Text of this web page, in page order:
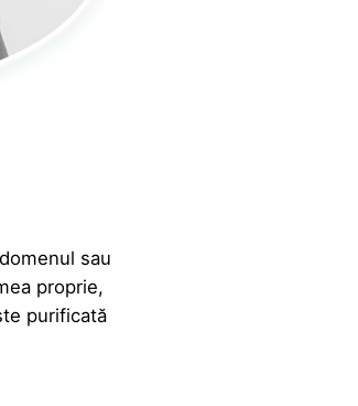
sau
proprie,
purificată